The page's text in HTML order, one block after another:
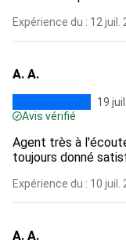
Expérience du : 12 juil.
A. A.
19
Avis vérifié
Agent très à
toujours donné
Expérience du : 10 juil.
A. A.